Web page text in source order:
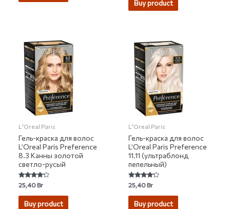
Buy product
L'Oreal Paris
Гель-краска для волос
L’Oreal Paris Preference
8.3 Канны золотой
светло-русый
Rated
4.00
out of 5
25,40Br
Buy product
L'Oreal Paris
Гель-краска для волос
L’Oreal Paris Preference
11.11 (ультраблонд
пепельный)
Rated
4.00
out of 5
25,40Br
Buy product